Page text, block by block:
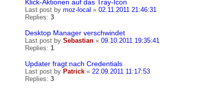
Klick-Aktionen auf das Tray-Icon
Last post by moz-local « 02.11.2011 21:46:31
Replies: 3
Desktop Manager verschwindet
Last post by Sebastian « 09.10.2011 19:35:41
Replies: 1
Updater fragt nach Credentials
Last post by Patrick « 22.09.2011 11:17:53
Replies: 3